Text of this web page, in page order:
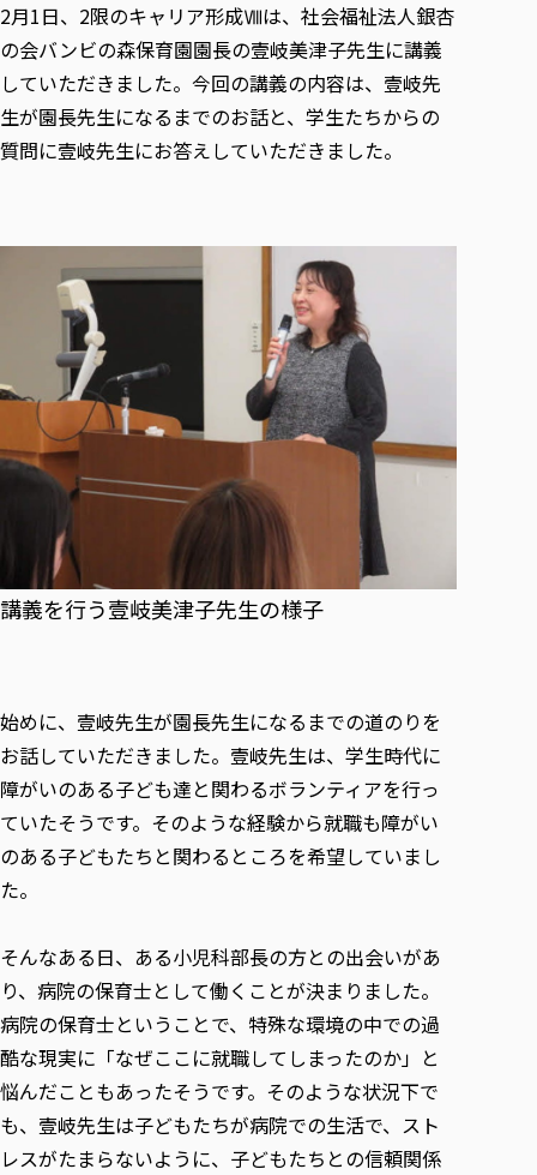
寄附の受け入れ
関連法人
教職員募集
役員・評議員一覧
キャンパス案内
公的資金等の不正使用の防止に関する基本方針
研究活動における不正行為の防止等に関する対応
大学広報誌「TFU Newsletter 東北福祉大学通信」
初年次教育（リエゾンゼミⅠ）について
放射線モニタリング測定結果（国見キャンパス）
中期事業計画
事業計画／財務・事業報告
大学評価
IR情報
学部・学科等設置計画履行状況報告書
情報公開規程
保健看護学科
リハビリテーション学科
医療経営管理学科
産業福祉マネジメント学科
情報福祉マネジメント学科
仏教専修科
総合福祉学研究科 社会福祉学専攻 修士課程
総合福祉学研究科 社会福祉学専攻 博士課程
総合福祉学研究科 福祉心理学専攻 修士課程
教育学研究科 教育学専攻 修士課程
通信教育部
通信制大学院 総合福祉学研究科 社会福祉学専攻 修士課程
通信制大学院 総合福祉学研究科 福祉心理学専攻 修士課程
カリキュラム（学部・大学院）
その他の就学機会
学びの特徴
学びの特徴
ICT教育
初年次教育（リエゾンゼミⅠ）
実学臨床教育（総合福祉学部のみ履修可能）
教員紹介・業績
学びのサポート
学びのサポート
宿舎の紹介
学生生活サポート
学生自主活動支援
社会人学生の育児支援（一時預かり）
オープンキャンパス
東北福祉大学のキャリアサポート
東北福祉大学のキャリアサポート
進路・就職支援
東北福祉大学のキャリア教育
採用ご担当者様へ
採用ご担当者様へ
在学生の方
資格取得報奨制度について
東北福祉大学求人・インターンシップ検索サイト（キャリタス
卒業生の方
卒業後のキャリア支援体制
在学生による訪問、情報提供へのご協力のお願い
卒業生アンケート
よくあるご質問
東北福祉大学のDNA
在学生インタビュー
文化会・文化系サークル紹介
大学指定団体紹介
交換留学生 Exchange students
海外留学・研修
Prospective Students
学生支援センター国際交流の活動
スタッフ紹介
ニュース一覧
社会連携・研究 TOP
東北福祉大学の研究活動
東北福祉大学の紀要・リポジトリ
研究紀要
教職研究
東北福祉大学教育・教職センター特別支援教育研究年報一覧
芹沢銈介美術工芸館年報
東北福祉大学機関リポジトリ
東北福祉大学オープンアクセス方針
産学・産学官連携
産学・産学官連携
「高齢者のフレイル予防及びデジタルデバイド解消に向けた
高齢者施設特化型モジュラー車いす開発
学生参加 × 産学官連携 ～ 「行学一如」の実践
社会貢献・地域連携活動
社会貢献・地域連携活動
社会貢献への取り組み
社会貢献・地域連携活動報告書
各種社会貢献活動の窓口
伝承講座「311『伝える／備える』次世代塾」
JICA草の根技術協力事業
被災地の子ども支援活動
生涯学習・社会人講座
自治体・団体等との主な協定
自治体・団体等との主な協定
研究所について
研究者のご紹介
生涯教育・キャリア教育
生涯教育・キャリア教育TOP
月例TFU実学臨床研究セミナー
特別支援教育研究室
TFU教育フォーラム
関連法人
学内ポータルシステム
2月1日、2限のキャリア形成Ⅷは、社会福祉法人銀杏
の会バンビの森保育園園長の壹岐美津子先生に講義
していただきました。今回の講義の内容は、壹岐先
生が園長先生になるまでのお話と、学生たちからの
質問に壹岐先生にお答えしていただきました。
講義を行う壹岐美津子先生の様子
始めに、壹岐先生が園長先生になるまでの道のりを
お話していただきました。壹岐先生は、学生時代に
障がいのある子ども達と関わるボランティアを行っ
ていたそうです。そのような経験から就職も障がい
のある子どもたちと関わるところを希望していまし
た。
そんなある日、ある小児科部長の方との出会いがあ
り、病院の保育士として働くことが決まりました。
病院の保育士ということで、特殊な環境の中での過
酷な現実に「なぜここに就職してしまったのか」と
悩んだこともあったそうです。そのような状況下で
も、壹岐先生は子どもたちが病院での生活で、スト
レスがたまらないように、子どもたちとの信頼関係